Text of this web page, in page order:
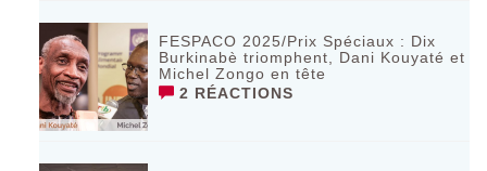
FESPACO 2025/Prix Spéciaux : Dix
Burkinabè triomphent, Dani Kouyaté et
Michel Zongo en tête
2 RÉACTIONS